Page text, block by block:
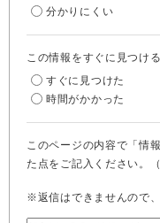
分かりにくい
この情報をすぐに見つけ
すぐに見つけた
時間がかかった
このページの内容で「情
た点をご記入ください。
※返信はできませんので、